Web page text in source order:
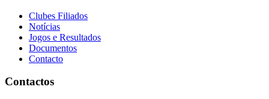
Clubes Filiados
Notícias
Jogos e Resultados
Documentos
Contacto
Contactos